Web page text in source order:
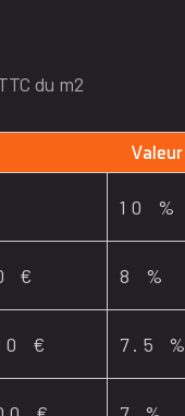
du m2
Valeur
10 %
€ 8 %
€ 7.5 %